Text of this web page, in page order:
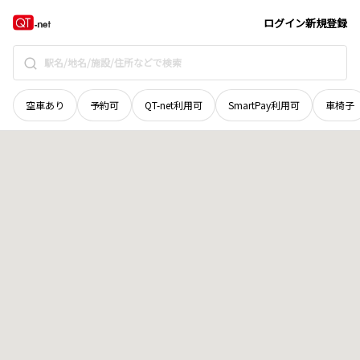
ログイン新規登録
空車あり 予約可 QT-net利用可 SmartPay利用可 車椅子
長野県